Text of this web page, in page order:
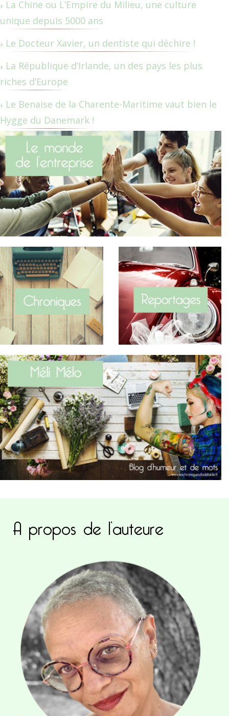
La Chine ou L’Empire du Milieu, une culture
unique depuis 5000 ans
Le Docteur Xavier, un dentiste qui déchire !
La République d’Irlande, un des pays les plus
riches d’Europe
Le Benaise de la Charente-Maritime vaut bien le
Hygge du Danemark !
A propos de l’auteure